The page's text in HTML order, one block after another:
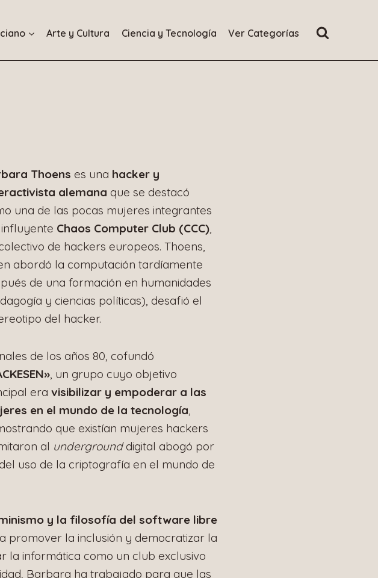
Arte y Cultura Ciencia y Tecnología Ver Categorías
Thoens es una hacker y
alemana que se destacó
una de las pocas mujeres integrantes
Chaos Computer Club (CCC)
de hackers europeos. Thoens,
abordó la computación tardíamente
de una formación en humanidades
y ciencias políticas), desafió el
del hacker.
de los años 80, cofundó
, un grupo cuyo objetivo
era visibilizar y empoderar a las
en el mundo de la tecnología
que existían mujeres hackers
al undergrounddigital abogó por
uso de la criptografía en el mundo de
y la filosofía del software libre
promover la inclusión y democratizar la
la informática como un club exclusivo
Barbara ha trabajado para que las